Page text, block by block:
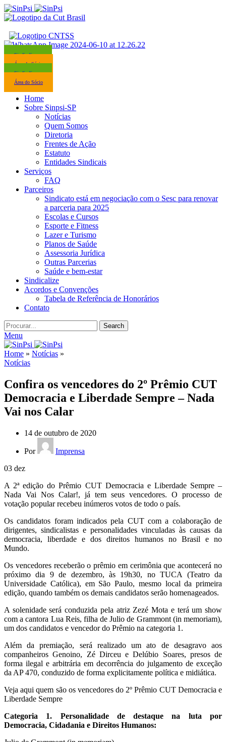
Sindicalize-se
Área do Sócio
Sindicalize-se
Área do Sócio
Home
Sobre Sinpsi-SP
Notícias
Quem Somos
Diretoria
Frentes de Ação
Estatuto
Entidades Sindicais
Serviços
FAQ
Parceiros
Sindicato está em negociação com o Sesc para renovar
a parceria para 2025
Escolas e Cursos
Esporte e Fitness
Lazer e Turismo
Planos de Saúde
Assessoria Jurídica
Outras Parcerias
Saúde e bem-estar
Sindicalize
Acordos e Convenções
Tabela de Referência de Honorários
Contato
Search
Menu
Home » Notícias »
Notícias
Confira os vencedores do 2º Prêmio CUT
Democracia e Liberdade Sempre – Nada
Vai nos Calar
14 de outubro de 2020
Por
Imprensa
03 dez
A 2ª edição do Prêmio CUT Democracia e Liberdade Sempre –
Nada Vai Nos Calar!, já tem seus vencedores. O processo de
votação popular recebeu inúmeros votos de todo o país.
Os candidatos foram indicados pela CUT com a colaboração de
dirigentes, sindicalistas e personalidades vinculadas às causas da
democracia, liberdade e dos direitos humanos no Brasil e no
Mundo.
Os vencedores receberão o prêmio em cerimônia que acontecerá no
próximo dia 9 de dezembro, às 19h30, no TUCA (Teatro da
Universidade Católica), em São Paulo, mesmo local da primeira
edição, quando também os demais candidatos serão homenageados.
A solenidade será conduzida pela atriz Zezé Mota e terá um show
com a cantora Lua Reis, filha de Julio de Grammont (in memoriam),
um dos candidatos e vencedor do Prêmio na categoria 1.
Além da premiação, será realizado um ato de desagravo aos
companheiros Genoino, Zé Dirceu e Delúbio Soares, presos de
forma ilegal e arbitrária em decorrência do julgamento de exceção
da AP 470, conduzido de forma explicitamente política e midiática.
Veja aqui quem são os vencedores do 2º Prêmio CUT Democracia e
Liberdade Sempre
Categoria 1. Personalidade de destaque na luta por
Democracia, Cidadania e Direitos Humanos: